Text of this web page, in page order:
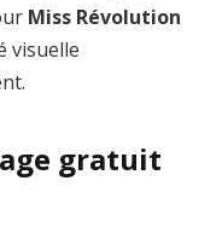
Miss Révolution
visuelle
gratuit